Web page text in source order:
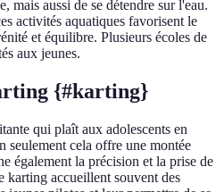
mais aussi de se détendre sur l'eau.
activités aquatiques favorisent le
et équilibre. Plusieurs écoles de
aux jeunes.
{#karting}
qui plaît aux adolescents en
seulement cela offre une montée
également la précision et la prise de
karting accueillent souvent des